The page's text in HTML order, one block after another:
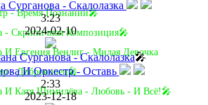
- Время Познаний🎤
- Скрипичная Композиция🎤
И Евгения Венлиг - Милая Девочка
- Доброволец🎤
И Катя Шимилёва - Любовь - И Всё!🎤
3:23
2024-02-10
Сурганова - Скалолазка🎤
2:33
2023-12-18